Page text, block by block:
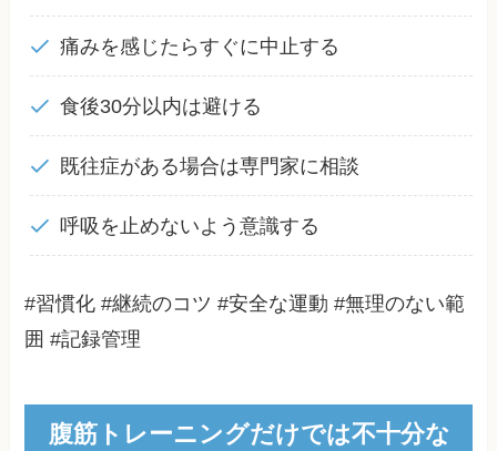
痛みを感じたらすぐに中止する
食後30分以内は避ける
既往症がある場合は専門家に相談
呼吸を止めないよう意識する
#習慣化 #継続のコツ #安全な運動 #無理のない範
囲 #記録管理
腹筋トレーニングだけでは不十分な